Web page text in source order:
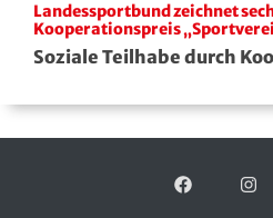
Landessportbund zeichnet
Kooperationspreis
Soziale Teilhabe durch
Facebook